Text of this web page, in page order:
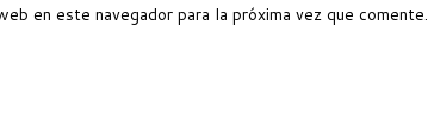
en este navegador para la próxima vez que comente.